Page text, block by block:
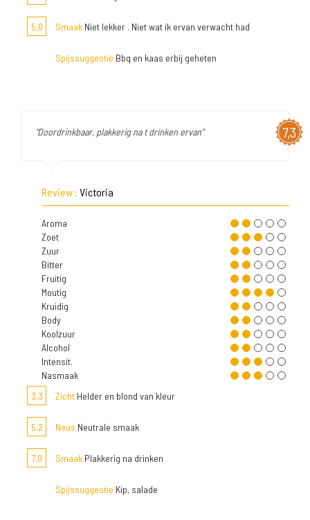
5,0 Smaak Niet lekker . Niet wat ik ervan verwacht had
Spijssuggestie Bbq en kaas erbij geheten
7,3
"Doordrinkbaar, plakkerig na t drinken ervan"
Review : Victoria
Aroma
Zoet
Zuur
Bitter
Fruitig
Moutig
Kruidig
Body
Koolzuur
Alcohol
Intensit.
Nasmaak
3,3
Zicht Helder en blond van kleur
5,2 Neus Neutrale smaak
7,0 Smaak Plakkerig na drinken
Spijssuggestie Kip, salade